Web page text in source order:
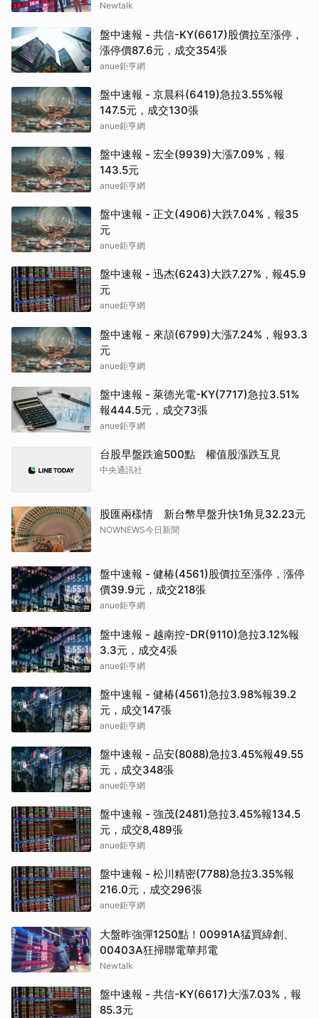
Newtalk
盤中速報 - 共信-KY(6617)股價拉至漲停，
漲停價87.6元，成交354張
anue鉅亨網
盤中速報 - 京晨科(6419)急拉3.55%報
147.5元，成交130張
anue鉅亨網
盤中速報 - 宏全(9939)大漲7.09%，報
143.5元
anue鉅亨網
盤中速報 - 正文(4906)大跌7.04%，報35
元
anue鉅亨網
盤中速報 - 迅杰(6243)大跌7.27%，報45.9
元
anue鉅亨網
盤中速報 - 來頡(6799)大漲7.24%，報93.3
元
anue鉅亨網
盤中速報 - 萊德光電-KY(7717)急拉3.51%
報444.5元，成交73張
anue鉅亨網
台股早盤跌逾500點 權值股漲跌互見
中央通訊社
股匯兩樣情 新台幣早盤升快1角見32.23元
NOWNEWS今日新聞
盤中速報 - 健椿(4561)股價拉至漲停，漲停
價39.9元，成交218張
anue鉅亨網
盤中速報 - 越南控-DR(9110)急拉3.12%報
3.3元，成交4張
anue鉅亨網
盤中速報 - 健椿(4561)急拉3.98%報39.2
元，成交147張
anue鉅亨網
盤中速報 - 品安(8088)急拉3.45%報49.55
元，成交348張
anue鉅亨網
盤中速報 - 強茂(2481)急拉3.45%報134.5
元，成交8,489張
anue鉅亨網
盤中速報 - 松川精密(7788)急拉3.35%報
216.0元，成交296張
anue鉅亨網
大盤昨強彈1250點！00991A猛買緯創、
00403A狂掃聯電華邦電
Newtalk
盤中速報 - 共信-KY(6617)大漲7.03%，報
85.3元